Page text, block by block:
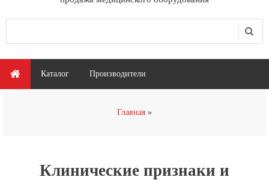
Главное меню
Каталог Производители
Главная
Клинические признаки и